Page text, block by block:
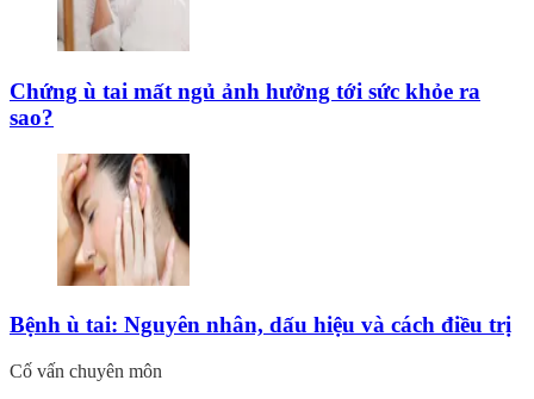
Chứng ù tai mất ngủ ảnh hưởng tới sức khỏe ra
sao?
Bệnh ù tai: Nguyên nhân, dấu hiệu và cách điều trị
Cố vấn chuyên môn